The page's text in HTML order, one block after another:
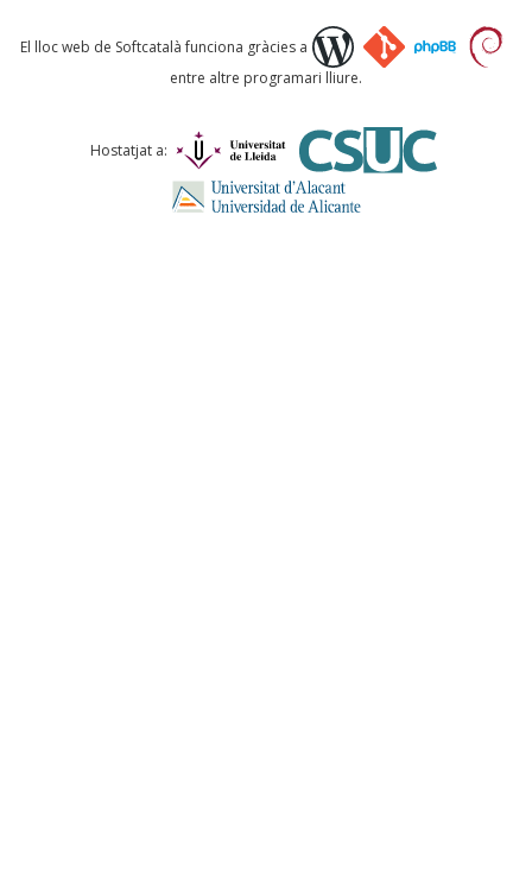
Què proposeu?
Comentari *
El lloc web de Softcatalà funciona gràcies a
entre altre programari lliure.
Hostatjat a: